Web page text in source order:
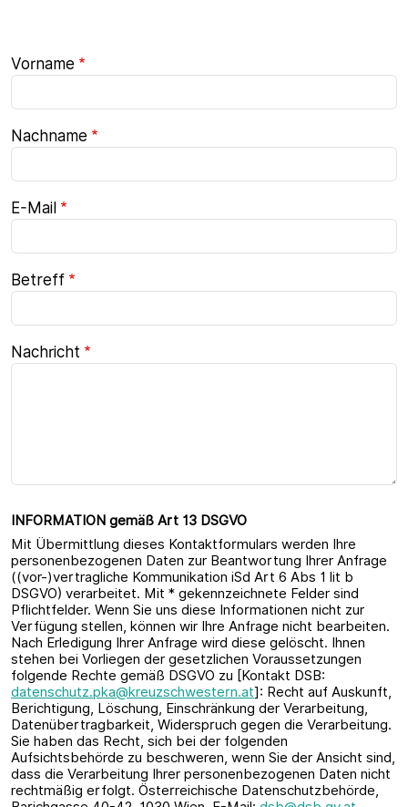
Vorname
Nachname
E-Mail
Betreff
Nachricht
INFORMATION gemäß Art 13 DSGVO
Mit Übermittlung dieses Kontaktformulars werden Ihre
personenbezogenen Daten zur Beantwortung Ihrer Anfrage
((vor-)vertragliche Kommunikation iSd Art 6 Abs 1 lit b
DSGVO) verarbeitet. Mit * gekennzeichnete Felder sind
Pflichtfelder. Wenn Sie uns diese Informationen nicht zur
Verfügung stellen, können wir Ihre Anfrage nicht bearbeiten.
Nach Erledigung Ihrer Anfrage wird diese gelöscht. Ihnen
stehen bei Vorliegen der gesetzlichen Voraussetzungen
folgende Rechte gemäß DSGVO zu [Kontakt DSB:
datenschutz.pka@kreuzschwestern.at]: Recht auf Auskunft,
Berichtigung, Löschung, Einschränkung der Verarbeitung,
Datenübertragbarkeit, Widerspruch gegen die Verarbeitung.
Sie haben das Recht, sich bei der folgenden
Aufsichtsbehörde zu beschweren, wenn Sie der Ansicht sind,
dass die Verarbeitung Ihrer personenbezogenen Daten nicht
rechtmäßig erfolgt. Österreichische Datenschutzbehörde,